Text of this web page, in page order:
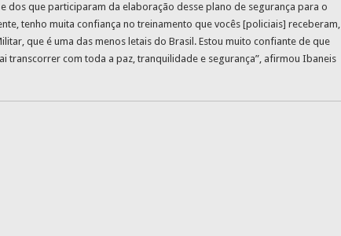
dos que participaram da elaboração desse plano de segurança para o
tenho muita confiança no treinamento que vocês [policiais] receberam,
que é uma das menos letais do Brasil. Estou muito confiante de que
transcorrer com toda a paz, tranquilidade e segurança”, afirmou Ibaneis